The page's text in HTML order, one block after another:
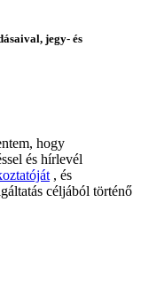
jegy- és
hogy
és hírlevél
, és
céljából történő